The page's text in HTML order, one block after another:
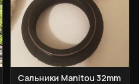
Сальники Manitou 32mm